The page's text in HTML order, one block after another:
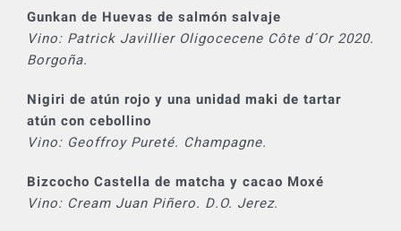
Gunkan de Huevas de salmón salvaje
Vino: Patrick Javillier Oligocecene Côte d´Or 2020.
Borgoña.
Nigiri de atún rojo y una unidad maki de tartar
atún con cebollino
Vino: Geoffroy Pureté. Champagne.
Bizcocho Castella de matcha y cacao Moxé
Vino: Cream Juan Piñero. D.O. Jerez.